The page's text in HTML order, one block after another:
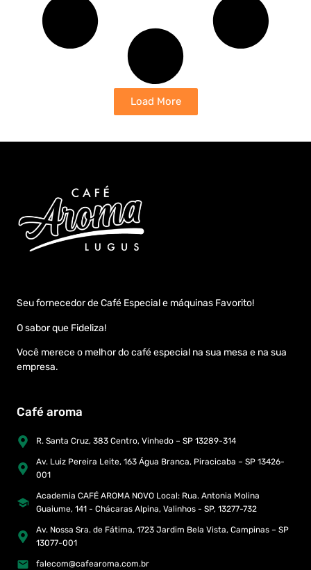
Load More
Seu fornecedor de Café Especial e máquinas Favorito!
O sabor que Fideliza!
Você merece o melhor do café especial na sua mesa e na sua
empresa.
Café aroma
R. Santa Cruz, 383 Centro, Vinhedo – SP 13289-314
Av. Luiz Pereira Leite, 163 Água Branca, Piracicaba – SP 13426-
001
Academia CAFÉ AROMA NOVO Local: Rua. Antonia Molina
Guaiume, 141 - Chácaras Alpina, Valinhos - SP, 13277-732
Av. Nossa Sra. de Fátima, 1723 Jardim Bela Vista, Campinas – SP
13077-001
falecom@cafearoma.com.br